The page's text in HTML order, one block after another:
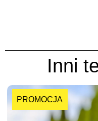
Inni
PROMOCJA